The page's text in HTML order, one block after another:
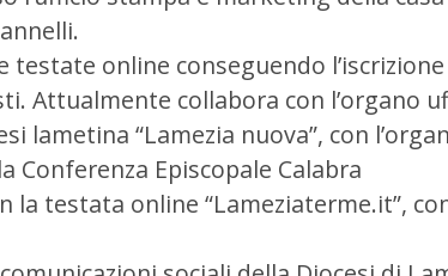
online conseguendo l’iscrizione
Attualmente collabora con l’organo
lametina “Lamezia nuova”, con
Conferenza Episcopale Calabra
la testata online “Lameziaterme.it”,